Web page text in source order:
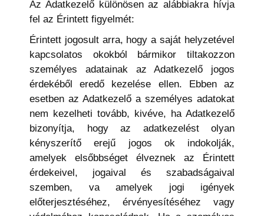
Az Adatkezelő különösen az alábbiakra hívja
fel az Érintett figyelmét:
Érintett jogosult arra, hogy a saját helyzetével
kapcsolatos okokból bármikor tiltakozzon
személyes adatainak az Adatkezelő jogos
érdekéből eredő kezelése ellen. Ebben az
esetben az Adatkezelő a személyes adatokat
nem kezelheti tovább, kivéve, ha Adatkezelő
bizonyítja, hogy az adatkezelést olyan
kényszerítő erejű jogos ok indokolják,
amelyek elsőbbséget élveznek az Érintett
érdekeivel, jogaival és szabadságaival
szemben, va amelyek jogi igények
előterjesztéséhez, érvényesítéséhez vagy